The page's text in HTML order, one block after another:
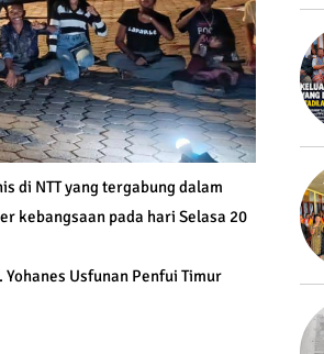
di NTT yang tergabung dalam
kebangsaan pada hari Selasa 20
Usfunan Penfui Timur